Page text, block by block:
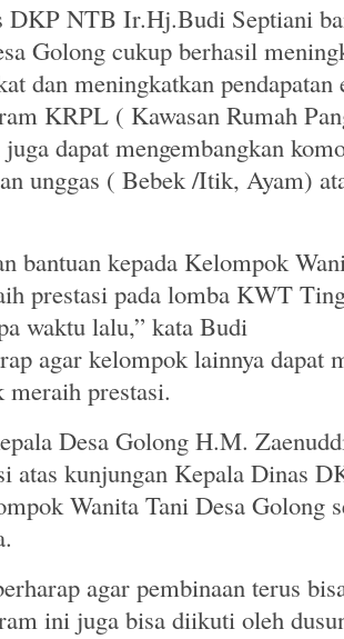
DKP NTB Ir.Hj.Budi Septiani
Golong cukup berhasil
dan meningkatkan
KRPL ( Kawasan Rumah
dapat mengembangkan
unggas ( Bebek /Itik, Ayam)
bantuan kepada Kelompok
prestasi pada lomba KWT
waktu lalu,” kata Budi
agar kelompok lainnya dapat
prestasi.
Desa Golong H.M.
atas kunjungan Kepala Dinas
Wanita Tani Desa Golong
agar pembinaan terus
ini juga bisa diikuti oleh